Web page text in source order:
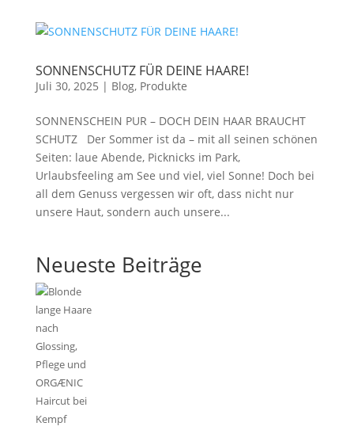
SONNENSCHUTZ FÜR DEINE HAARE!
Juli 30, 2025 | Blog, Produkte
SONNENSCHEIN PUR – DOCH DEIN HAAR BRAUCHT
SCHUTZ Der Sommer ist da – mit all seinen schönen
Seiten: laue Abende, Picknicks im Park,
Urlaubsfeeling am See und viel, viel Sonne! Doch bei
all dem Genuss vergessen wir oft, dass nicht nur
unsere Haut, sondern auch unsere...
Neueste Beiträge